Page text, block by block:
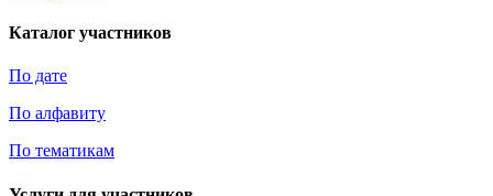
Каталог участников
По дате
По алфавиту
По тематикам